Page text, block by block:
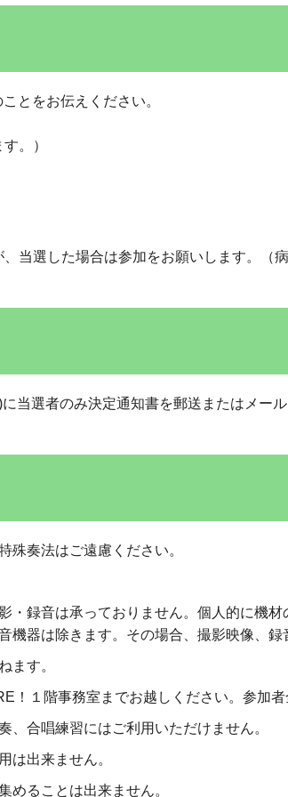
とをお伝えください。
。）
当選した場合は参加をお願いします。（
当選者のみ決定通知書を郵送またはメール
殊奏法はご遠慮ください。
・録音は承っておりません。個人的に機
機器は除きます。その場合、撮影映像、
ます。
！１階事務室までお越しください。参加
、合唱練習にはご利用いただけません。
は出来ません。
めることは出来ません。